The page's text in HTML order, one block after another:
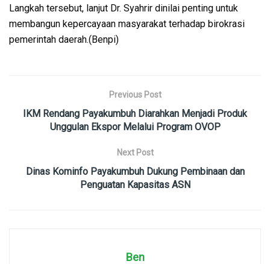
Langkah tersebut, lanjut Dr. Syahrir dinilai penting untuk
membangun kepercayaan masyarakat terhadap birokrasi
pemerintah daerah.(Benpi)
Previous Post
IKM Rendang Payakumbuh Diarahkan Menjadi Produk
Unggulan Ekspor Melalui Program OVOP
Next Post
Dinas Kominfo Payakumbuh Dukung Pembinaan dan
Penguatan Kapasitas ASN
Ben